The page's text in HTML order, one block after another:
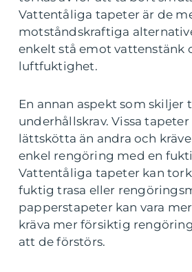
Vattentåliga tapeter är de
motståndskraftiga
enkelt stå emot vattenstänk
luftfuktighet.
En annan aspekt som skiljer
underhållskrav. Vissa
lättskötta än andra och
enkel rengöring med en
Vattentåliga tapeter kan
fuktig trasa eller
papperstapeter kan vara
kräva mer försiktig
att de förstörs.